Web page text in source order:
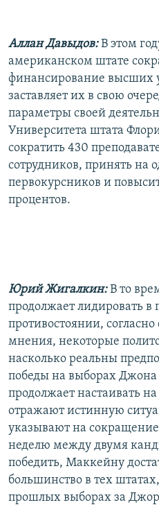
Аллан Давыдов: В этом
американском штате
финансирование высших
заставляет их в свою
параметры своей
Университета штата
сократить 430
сотрудников, принять на
первокурсников и
процентов.
Юрий Жигалкин: В то
продолжает лидировать
противостоянии,
мнения, некоторые
насколько реальны
победы на выборах
продолжает настаивать
отражают истинную
указывают на
неделю между двумя
победить, Маккейну
большинство в тех
прошлых выборах за